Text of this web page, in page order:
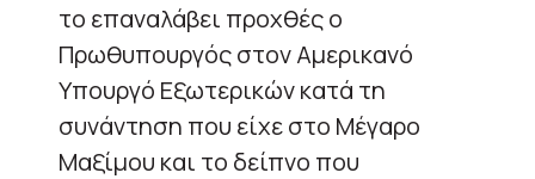
το επαναλάβει προχθές ο
Πρωθυπουργός στον Αμερικανό
Υπουργό Εξωτερικών κατά τη
συνάντηση που είχε στο Μέγαρο
Μαξίμου και το δείπνο που